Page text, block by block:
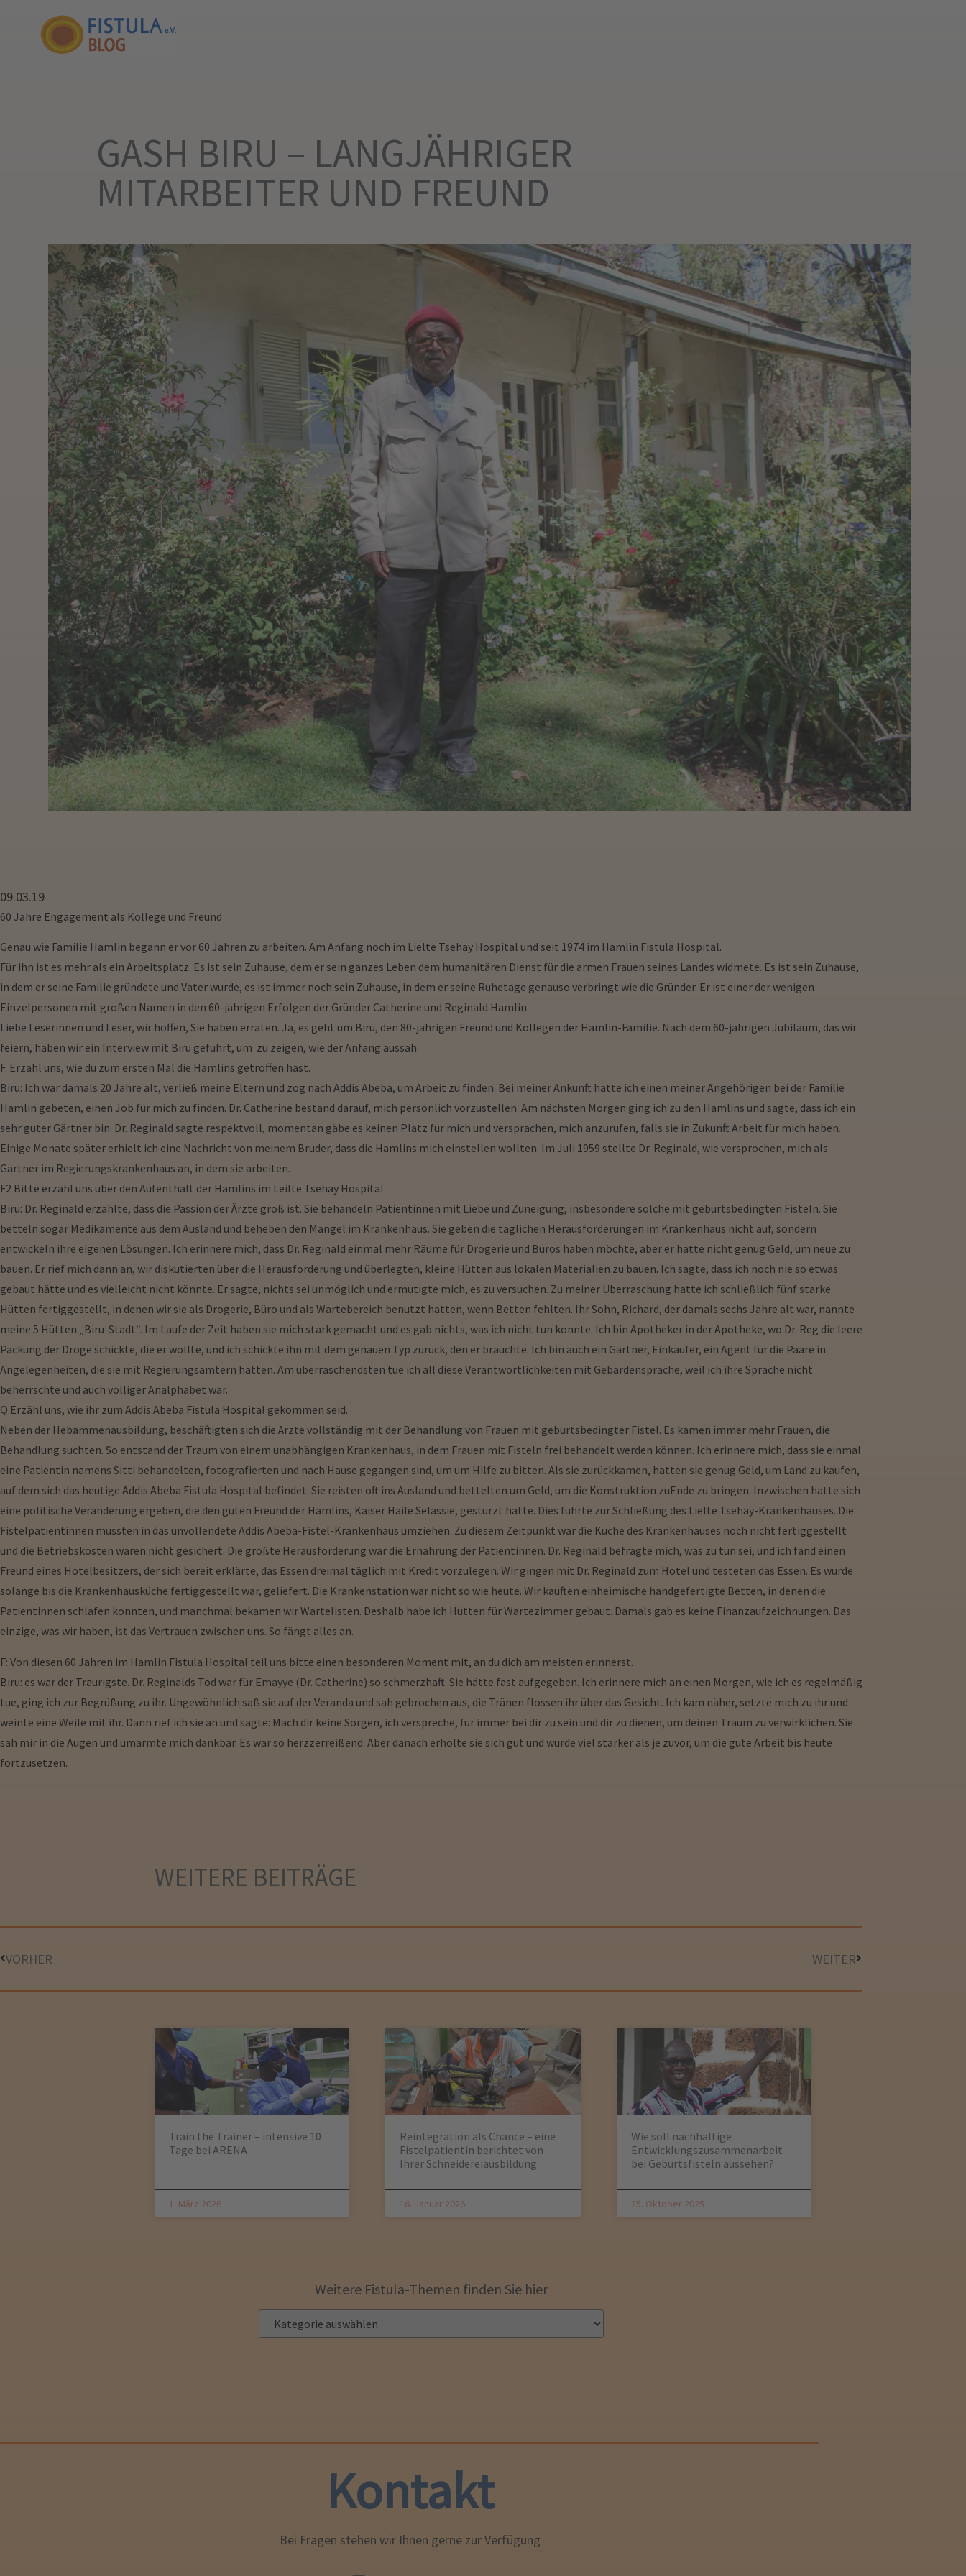
GASH BIRU – LANGJÄHRIGER
MITARBEITER UND FREUND
09.03.19
60 Jahre Engagement als Kollege und Freund
Genau wie Familie Hamlin begann er vor 60 Jahren zu arbeiten. Am Anfang noch im Lielte Tsehay Hospital und seit 1974 im Hamlin Fistula Hospital.
Für ihn ist es mehr als ein Arbeitsplatz. Es ist sein Zuhause, dem er sein ganzes Leben dem humanitären Dienst für die armen Frauen seines Landes widmete. Es ist sein Zuhause,
in dem er seine Familie gründete und Vater wurde, es ist immer noch sein Zuhause, in dem er seine Ruhetage genauso verbringt wie die Gründer. Er ist einer der wenigen
Einzelpersonen mit großen Namen in den 60-jährigen Erfolgen der Gründer Catherine und Reginald Hamlin.
Liebe Leserinnen und Leser, wir hoffen, Sie haben erraten. Ja, es geht um Biru, den 80-jährigen Freund und Kollegen der Hamlin-Familie. Nach dem 60-jährigen Jubiläum, das wir
feiern, haben wir ein Interview mit Biru geführt, um zu zeigen, wie der Anfang aussah.
F. Erzähl uns, wie du zum ersten Mal die Hamlins getroffen hast.
Biru: Ich war damals 20 Jahre alt, verließ meine Eltern und zog nach Addis Abeba, um Arbeit zu finden. Bei meiner Ankunft hatte ich einen meiner Angehörigen bei der Familie
Hamlin gebeten, einen Job für mich zu finden. Dr. Catherine bestand darauf, mich persönlich vorzustellen. Am nächsten Morgen ging ich zu den Hamlins und sagte, dass ich ein
sehr guter Gärtner bin. Dr. Reginald sagte respektvoll, momentan gäbe es keinen Platz für mich und versprachen, mich anzurufen, falls sie in Zukunft Arbeit für mich haben.
Einige Monate später erhielt ich eine Nachricht von meinem Bruder, dass die Hamlins mich einstellen wollten. Im Juli 1959 stellte Dr. Reginald, wie versprochen, mich als
Gärtner im Regierungskrankenhaus an, in dem sie arbeiten.
F2 Bitte erzähl uns über den Aufenthalt der Hamlins im Leilte Tsehay Hospital
Biru: Dr. Reginald erzählte, dass die Passion der Ärzte groß ist. Sie behandeln Patientinnen mit Liebe und Zuneigung, insbesondere solche mit geburtsbedingten Fisteln. Sie
betteln sogar Medikamente aus dem Ausland und beheben den Mangel im Krankenhaus. Sie geben die täglichen Herausforderungen im Krankenhaus nicht auf, sondern
entwickeln ihre eigenen Lösungen. Ich erinnere mich, dass Dr. Reginald einmal mehr Räume für Drogerie und Büros haben möchte, aber er hatte nicht genug Geld, um neue zu
bauen. Er rief mich dann an, wir diskutierten über die Herausforderung und überlegten, kleine Hütten aus lokalen Materialien zu bauen. Ich sagte, dass ich noch nie so etwas
gebaut hätte und es vielleicht nicht könnte. Er sagte, nichts sei unmöglich und ermutigte mich, es zu versuchen. Zu meiner Überraschung hatte ich schließlich fünf starke
Hütten fertiggestellt, in denen wir sie als Drogerie, Büro und als Wartebereich benutzt hatten, wenn Betten fehlten. Ihr Sohn, Richard, der damals sechs Jahre alt war, nannte
meine 5 Hütten „Biru-Stadt“. Im Laufe der Zeit haben sie mich stark gemacht und es gab nichts, was ich nicht tun konnte. Ich bin Apotheker in der Apotheke, wo Dr. Reg die leere
Packung der Droge schickte, die er wollte, und ich schickte ihn mit dem genauen Typ zurück, den er brauchte. Ich bin auch ein Gärtner, Einkäufer, ein Agent für die Paare in
Angelegenheiten, die sie mit Regierungsämtern hatten. Am überraschendsten tue ich all diese Verantwortlichkeiten mit Gebärdensprache, weil ich ihre Sprache nicht
beherrschte und auch völliger Analphabet war.
Q Erzähl uns, wie ihr zum Addis Abeba Fistula Hospital gekommen seid.
Neben der Hebammenausbildung, beschäftigten sich die Ärzte vollständig mit der Behandlung von Frauen mit geburtsbedingter Fistel. Es kamen immer mehr Frauen, die
Behandlung suchten. So entstand der Traum von einem unabhängigen Krankenhaus, in dem Frauen mit Fisteln frei behandelt werden können. Ich erinnere mich, dass sie einmal
eine Patientin namens Sitti behandelten, fotografierten und nach Hause gegangen sind, um um Hilfe zu bitten. Als sie zurückkamen, hatten sie genug Geld, um Land zu kaufen,
auf dem sich das heutige Addis Abeba Fistula Hospital befindet. Sie reisten oft ins Ausland und bettelten um Geld, um die Konstruktion zuEnde zu bringen. Inzwischen hatte sich
eine politische Veränderung ergeben, die den guten Freund der Hamlins, Kaiser Haile Selassie, gestürzt hatte. Dies führte zur Schließung des Lielte Tsehay-Krankenhauses. Die
Fistelpatientinnen mussten in das unvollendete Addis Abeba-Fistel-Krankenhaus umziehen. Zu diesem Zeitpunkt war die Küche des Krankenhauses noch nicht fertiggestellt
und die Betriebskosten waren nicht gesichert. Die größte Herausforderung war die Ernährung der Patientinnen. Dr. Reginald befragte mich, was zu tun sei, und ich fand einen
Freund eines Hotelbesitzers, der sich bereit erklärte, das Essen dreimal täglich mit Kredit vorzulegen. Wir gingen mit Dr. Reginald zum Hotel und testeten das Essen. Es wurde
solange bis die Krankenhausküche fertiggestellt war, geliefert. Die Krankenstation war nicht so wie heute. Wir kauften einheimische handgefertigte Betten, in denen die
Patientinnen schlafen konnten, und manchmal bekamen wir Wartelisten. Deshalb habe ich Hütten für Wartezimmer gebaut. Damals gab es keine Finanzaufzeichnungen. Das
einzige, was wir haben, ist das Vertrauen zwischen uns. So fängt alles an.
F: Von diesen 60 Jahren im Hamlin Fistula Hospital teil uns bitte einen besonderen Moment mit, an du dich am meisten erinnerst.
Biru: es war der Traurigste. Dr. Reginalds Tod war für Emayye (Dr. Catherine) so schmerzhaft. Sie hätte fast aufgegeben. Ich erinnere mich an einen Morgen, wie ich es regelmäßig
tue, ging ich zur Begrüßung zu ihr. Ungewöhnlich saß sie auf der Veranda und sah gebrochen aus, die Tränen flossen ihr über das Gesicht. Ich kam näher, setzte mich zu ihr und
weinte eine Weile mit ihr. Dann rief ich sie an und sagte: Mach dir keine Sorgen, ich verspreche, für immer bei dir zu sein und dir zu dienen, um deinen Traum zu verwirklichen. Sie
sah mir in die Augen und umarmte mich dankbar. Es war so herzzerreißend. Aber danach erholte sie sich gut und wurde viel stärker als je zuvor, um die gute Arbeit bis heute
fortzusetzen.
WEITERE BEITRÄGE
VORHER WEITER
Train the Trainer – intensive 10
Tage bei ARENA
1. März 2026
Reintegration als Chance – eine
Fistelpatientin berichtet von
Ihrer Schneidereiausbildung
16. Januar 2026
Wie soll nachhaltige
Entwicklungszusammenarbeit
bei Geburtsfisteln aussehen?
25. Oktober 2025
Weitere Fistula-Themen finden Sie hier
Kontakt
Bei Fragen stehen wir Ihnen gerne zur Verfügung